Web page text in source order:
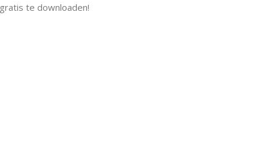
gratis te downloaden!